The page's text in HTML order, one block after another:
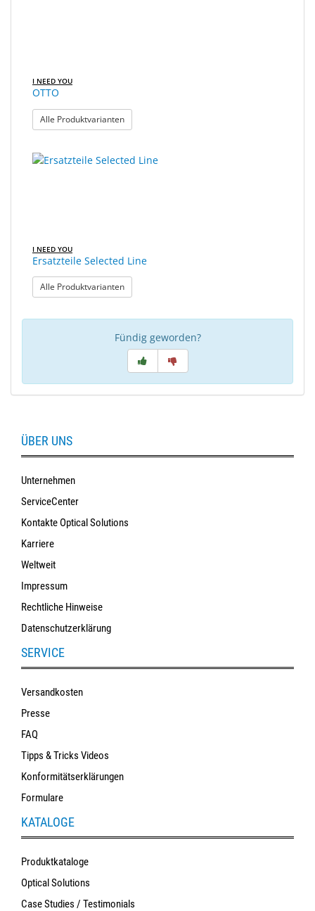
I NEED YOU
OTTO
Alle Produktvarianten: OTTO
I NEED YOU
Ersatzteile Selected Line
Alle Produktvarianten: Ersatzteile Selected Line
Fündig geworden?
ÜBER UNS
Unternehmen
ServiceCenter
Kontakte Optical Solutions
Karriere
Weltweit
Impressum
Rechtliche Hinweise
Datenschutzerklärung
SERVICE
Versandkosten
Presse
FAQ
Tipps & Tricks Videos
Konformitätserklärungen
Formulare
KATALOGE
Produktkataloge
Optical Solutions
Case Studies / Testimonials